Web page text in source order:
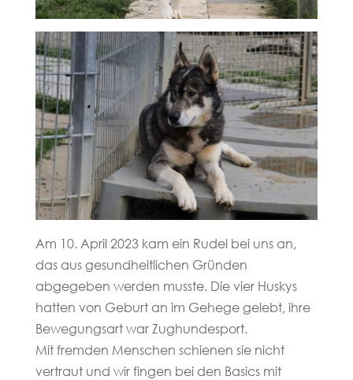
Am 10. April 2023 kam ein Rudel bei uns an,
das aus gesundheitlichen Gründen
abgegeben werden musste. Die vier Huskys
hatten von Geburt an im Gehege gelebt, ihre
Bewegungsart war Zughundesport.
Mit fremden Menschen schienen sie nicht
vertraut und wir fingen bei den Basics mit